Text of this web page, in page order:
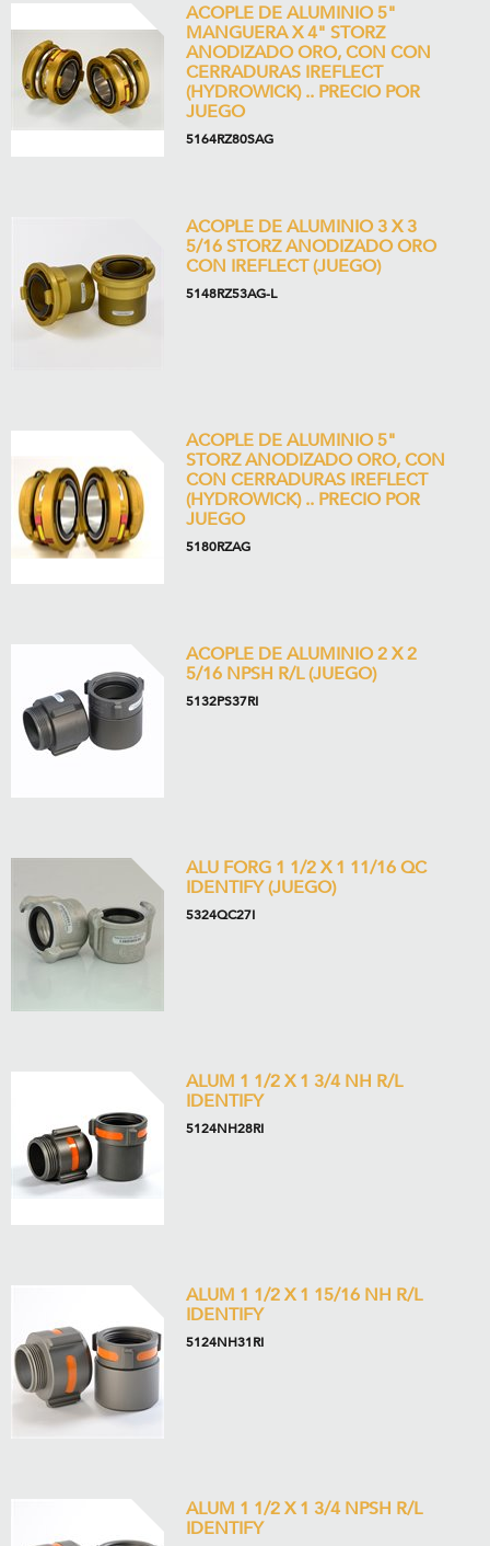
ACOPLE DE ALUMINIO 5"
MANGUERA X 4" STORZ
ANODIZADO ORO, CON CON
CERRADURAS IREFLECT
(HYDROWICK) .. PRECIO POR
JUEGO
5164RZ80SAG
ACOPLE DE ALUMINIO 3 X 3
5/16 STORZ ANODIZADO ORO
CON IREFLECT (JUEGO)
5148RZ53AG-L
ACOPLE DE ALUMINIO 5"
STORZ ANODIZADO ORO, CON
CON CERRADURAS IREFLECT
(HYDROWICK) .. PRECIO POR
JUEGO
5180RZAG
ACOPLE DE ALUMINIO 2 X 2
5/16 NPSH R/L (JUEGO)
5132PS37RI
ALU FORG 1 1/2 X 1 11/16 QC
IDENTIFY (JUEGO)
5324QC27I
ALUM 1 1/2 X 1 3/4 NH R/L
IDENTIFY
5124NH28RI
ALUM 1 1/2 X 1 15/16 NH R/L
IDENTIFY
5124NH31RI
ALUM 1 1/2 X 1 3/4 NPSH R/L
IDENTIFY